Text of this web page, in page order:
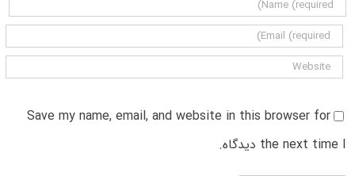
Save my name, email, and website in this browser for
the next time I دیدگاه.